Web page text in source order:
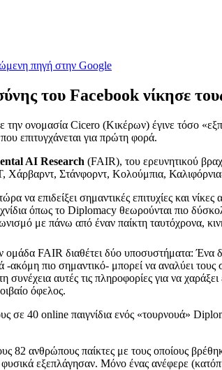
πηγή στην Google
του Facebook νίκησε
ονομασία Cicero (Κικέρων) έγινε τόσο
επιτυγχάνεται για πρώτη φορά.
AI Research (FAIR), του ερευνητικού
Χάρβαρντ, Στάνφορντ, Κολούμπια,
να επιδείξει σημαντικές επιτυχίες και
όπως το Diplomacy θεωρούνται πιο
με πάνω από έναν παίκτη ταυτόχρονα,
FAIR διαθέτει δύο υποσυστήματα: Ένα
ακόμη πιο σημαντικό- μπορεί να αναλύει
συνέχεια αυτές τις πληροφορίες για να
όφελος.
σε 40 online παιγνίδια ενός «τουρνουά»
ανθρώπους παίκτες με τους οποίους
εξεπλάγησαν. Μόνο ένας ανέφερε